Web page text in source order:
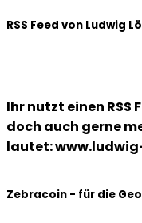
RSS Feed von Ludwig
Ihr nutzt einen RSS
doch auch gerne
lautet:
Zebracoin - für die